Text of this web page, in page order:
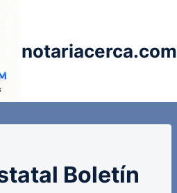
notariacerca.com
Boletín